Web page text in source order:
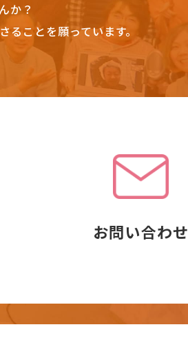
か？
ことを願っています。
お問い合わせ